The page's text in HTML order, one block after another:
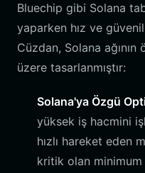
Bluechip gibi Solana
yaparken hız ve
Cüzdan, Solana
üzere tasarlanmıştır:
Solana'ya Özgü
yüksek iş hacmini
hızlı hareket eden
kritik olan